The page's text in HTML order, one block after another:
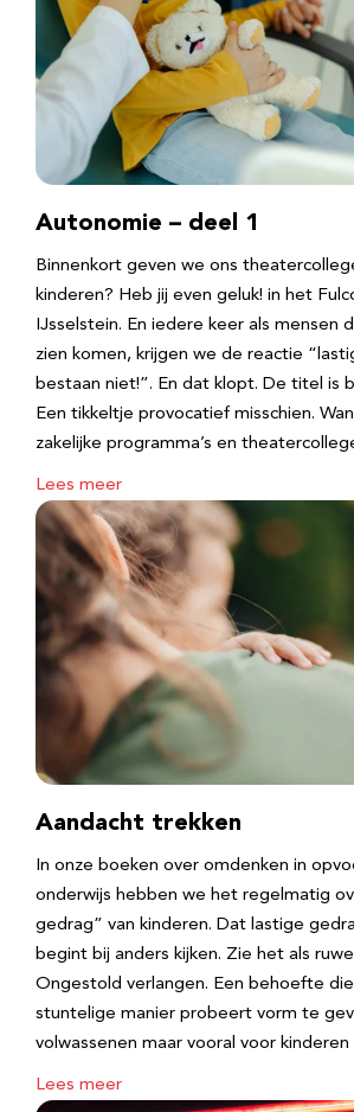
Autonomie – deel 1
Binnenkort geven we ons
kinderen? Heb jij even geluk! in het
IJsselstein. En iedere keer als mensen
zien komen, krijgen we de reactie
bestaan niet!”. En dat klopt. De titel is
Een tikkeltje provocatief misschien.
zakelijke programma’s en
Lees meer
Aandacht trekken
In onze boeken over omdenken in
onderwijs hebben we het regelmatig
gedrag” van kinderen. Dat lastige
begint bij anders kijken. Zie het als
Ongestold verlangen. Een behoefte
stuntelige manier probeert vorm te
volwassenen maar vooral voor
Lees meer